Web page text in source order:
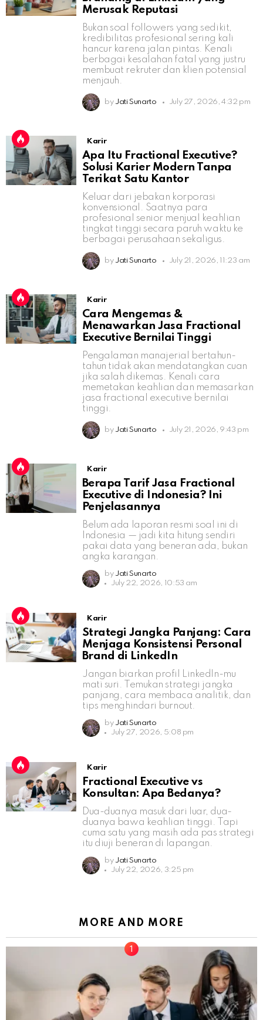
Merusak Reputasi
Bukan soal followers yang sedikit,
kredibilitas profesional sering kali
hancur karena jalan pintas. Kenali
berbagai kesalahan fatal yang justru
membuat rekruter dan klien potensial
menjauh.
by Jati Sunarto July 27, 2026, 4:32 pm
Karir
Apa Itu Fractional Executive?
Solusi Karier Modern Tanpa
Terikat Satu Kantor
Keluar dari jebakan korporasi
konvensional. Saatnya para
profesional senior menjual keahlian
tingkat tinggi secara paruh waktu ke
berbagai perusahaan sekaligus.
by Jati Sunarto July 21, 2026, 11:23 am
Karir
Cara Mengemas &
Menawarkan Jasa Fractional
Executive Bernilai Tinggi
Pengalaman manajerial bertahun-
tahun tidak akan mendatangkan cuan
jika salah dikemas. Kenali cara
memetakan keahlian dan memasarkan
jasa fractional executive bernilai
tinggi.
by Jati Sunarto July 21, 2026, 9:43 pm
Karir
Berapa Tarif Jasa Fractional
Executive di Indonesia? Ini
Penjelasannya
Belum ada laporan resmi soal ini di
Indonesia — jadi kita hitung sendiri
pakai data yang beneran ada, bukan
angka karangan.
by Jati Sunarto
July 22, 2026, 10:53 am
Karir
Strategi Jangka Panjang: Cara
Menjaga Konsistensi Personal
Brand di LinkedIn
Jangan biarkan profil LinkedIn-mu
mati suri. Temukan strategi jangka
panjang, cara membaca analitik, dan
tips menghindari burnout.
by Jati Sunarto
July 27, 2026, 5:08 pm
Karir
Fractional Executive vs
Konsultan: Apa Bedanya?
Dua-duanya masuk dari luar, dua-
duanya bawa keahlian tinggi. Tapi
cuma satu yang masih ada pas strategi
itu diuji beneran di lapangan.
by Jati Sunarto
July 22, 2026, 3:25 pm
MORE AND MORE